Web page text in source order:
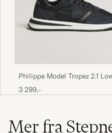
Philippe Model Tropez 2.1
Sneakers Black
3 299,-
Mer fra